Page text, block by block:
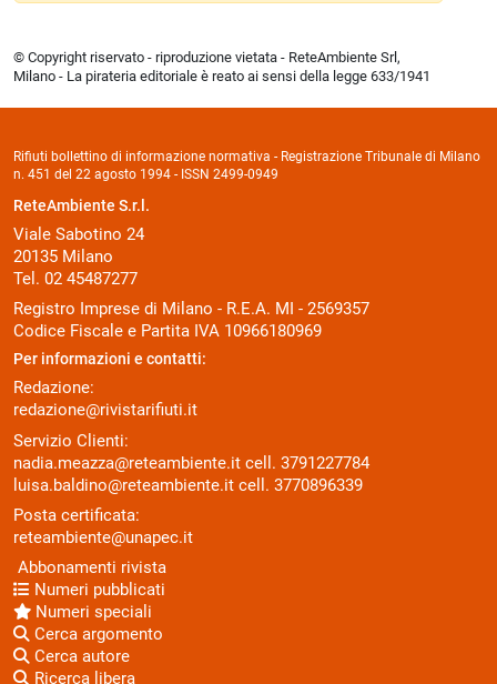
© Copyright riservato - riproduzione vietata - ReteAmbiente Srl,
Milano - La pirateria editoriale è reato ai sensi della legge 633/1941
Rifiuti bollettino di informazione normativa - Registrazione Tribunale di Milano
n. 451 del 22 agosto 1994 - ISSN 2499-0949
ReteAmbiente S.r.l.
Viale Sabotino 24
20135 Milano
Tel. 02 45487277
Registro Imprese di Milano - R.E.A. MI - 2569357
Codice Fiscale e Partita IVA 10966180969
Per informazioni e contatti:
Redazione:
redazione@rivistarifiuti.it
Servizio Clienti:
nadia.meazza@reteambiente.it cell. 3791227784
luisa.baldino@reteambiente.it cell. 3770896339
Posta certificata:
reteambiente@unapec.it
Abbonamenti rivista
Numeri pubblicati
Numeri speciali
Cerca argomento
Cerca autore
Ricerca libera